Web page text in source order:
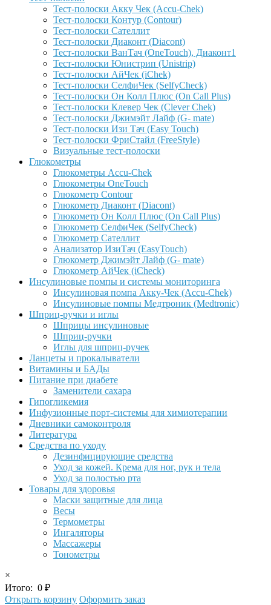
Тест-полоски Акку Чек (Accu-Chek)
Тест-полоски Контур (Contour)
Тест-полоски Сателлит
Тест-полоски Диаконт (Diacont)
Тест-полоски ВанТач (OneTouch), Диаконт1
Тест-полоски Юнистрип (Unistrip)
Тест-полоски АйЧек (iChek)
Тест-полоски СелфиЧек (SelfyCheck)
Тест-полоски Он Колл Плюс (On Call Plus)
Тест-полоски Клевер Чек (Clever Chek)
Тест-полоски Джимэйт Лайф (G- mate)
Тест-полоски Изи Тач (Easy Touch)
Тест-полоски ФриCтайл (FreeStyle)
Визуальные тест-полоски
Глюкометры
Глюкометры Accu-Сhek
Глюкометры OneTouch
Глюкометр Contour
Глюкометр Диаконт (Diacont)
Глюкометр Он Колл Плюс (On Call Plus)
Глюкометр СелфиЧек (SelfyCheck)
Глюкометр Сателлит
Анализатор ИзиТач (EasyTouch)
Глюкометр Джимэйт Лайф (G- mate)
Глюкометр АйЧек (iCheck)
Инсулиновые помпы и системы мониторинга
Инсулиновая помпа Акку-Чек (Accu-Chek)
Инсулиновые помпы Медтроник (Medtronic)
Шприц-ручки и иглы
Шприцы инсулиновые
Шприц-ручки
Иглы для шприц-ручек
Ланцеты и прокалыватели
Витамины и БАДы
Питание при диабете
Заменители сахара
Гипогликемия
Инфузионные порт-системы для химиотерапии
Дневники самоконтроля
Литература
Средства по уходу
Дезинфицирующие средства
Уход за кожей. Крема для ног, рук и тела
Уход за полостью рта
Товары для здоровья
Маски защитные для лица
Весы
Термометры
Ингаляторы
Массажеры
Тонометры
×
Итого: 0 ₽
Открыть корзину Оформить заказ